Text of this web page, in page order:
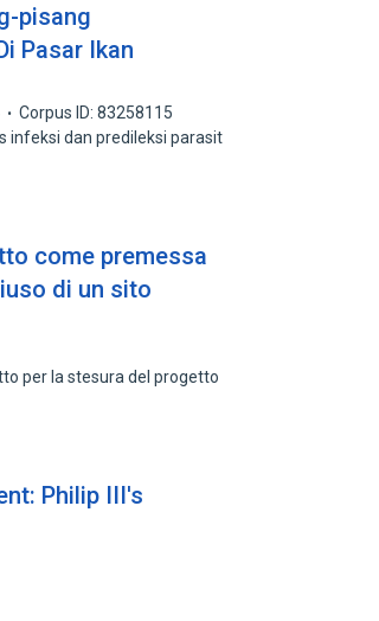
pisang
Pasar Ikan
Corpus ID: 83258115
infeksi dan predileksi parasit
come premessa
di un sito
per la stesura del progetto
Philip III's